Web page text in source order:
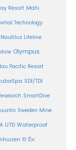
Resort Mahi
Technology
Nautilus Lifeline
Olympus
Pacific Resort
SDI/TDI
SmartDive
Sweden Mine
UTD Waterproof
© Ён